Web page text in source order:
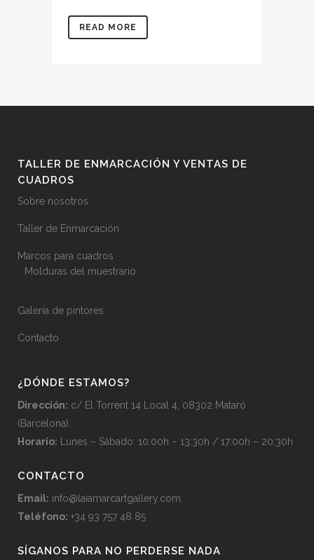
READ MORE
TALLER DE ENMARCACIÓN Y VENTAS DE
CUADROS
Sobre nosotros
Taller de Enmarcación
Marcos para cuadros
Molduras del muestrario
Galería de pintores
Contacto
¿DÓNDE ESTAMOS?
Dirección: c/ El Torrent 14 Local 4, 08302 Mataró
(Barcelona).
Horario: Lunes – Sábado: 10:00h – 13:30h / 17:00h – 20:30h
CONTACTO
Email: info@laiamarcartgallery.com
Teléfono: +34 93 757 48 85
SÍGANOS PARA NO PERDERSE NADA